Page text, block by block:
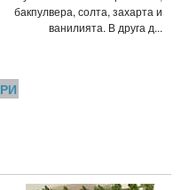
бакпулвера, солта, захарта и
ванилията. В друга д...